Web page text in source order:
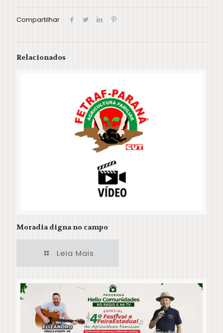
Compartilhar
Relacionados
Moradia digna no campo
Leia Mais